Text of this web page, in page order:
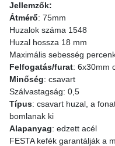
Jellemzők:
Átmérő: 75mm
Huzalok száma 1548
Huzal hossza 18 mm
Maximális sebesség
Felfogatás/furat: 6x30mm
Minőség: csavart
Szálvastagság: 0,5
Típus: csavart huzal a
bomlanak ki
Alapanyag: edzett acél
FESTA kefék garantálják a